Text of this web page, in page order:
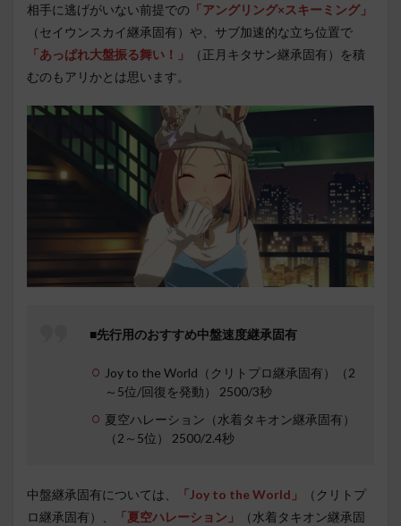
相手に逃げがいない前提での 「アングリング×スキーミング」
（セイウンスカイ継承固有）や、サブ加速的な立ち位置で
「あっぱれ大盤振る舞い！」
（正月キタサン継承固有）を積
むのもアリかとは思います。
■先行用のおすすめ中盤速度継承固有
Joy to the World（クリトプロ継承固有）（2
～5位/回復を発動） 2500/3秒
夏空ハレーション（水着タキオン継承固有）
（2～5位） 2500/2.4秒
中盤継承固有については、 「Joy to the World」
（クリトプ
ロ継承固有）、
「夏空ハレーション」
（水着タキオン継承固